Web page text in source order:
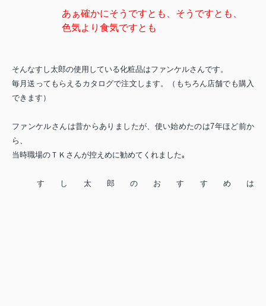
あぁ確かにそうですとも、そうですとも、
色気より食気ですとも
そんなすし太郎の使用している化粧品はファンケルさんです。
毎月送ってもらえるカタログで注文します。（もちろん店舗でも購入
できます）
ファンケルさんは昔からありましたが、使い始めたのは7年ほど前か
ら、
当時職場のＴＫさんが控えめに勧めてくれました｡
すし太郎のおすすめは